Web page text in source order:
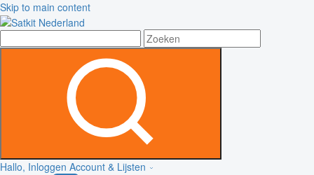
Skip to main content
Hallo, Inloggen Account & Lijsten